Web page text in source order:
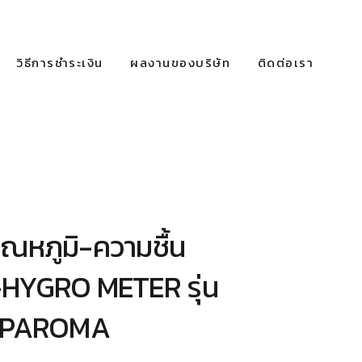
วิธีการชำระเงิน ผลงานของบริษัท ติดต่อเรา
ณหภูมิ-ความชื้น
METER รุ่น